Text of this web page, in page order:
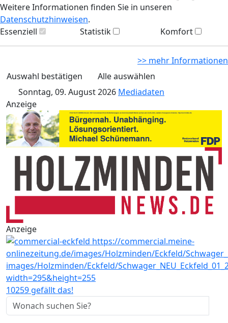
Weitere Informationen finden Sie in unseren
Datenschutzhinweisen.
Essenziell
Statistik Komfort
>> mehr Informationen
Auswahl bestätigen
Alle auswählen
Sonntag, 09. August 2026 Mediadaten
Anzeige
Anzeige
10259 gefällt das!